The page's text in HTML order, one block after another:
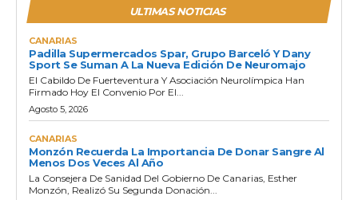
ULTIMAS NOTICIAS
CANARIAS
Padilla Supermercados Spar, Grupo Barceló Y Dany
Sport Se Suman A La Nueva Edición De Neuromajo
El Cabildo De Fuerteventura Y Asociación Neurolímpica Han
Firmado Hoy El Convenio Por El...
Agosto 5, 2026
CANARIAS
Monzón Recuerda La Importancia De Donar Sangre Al
Menos Dos Veces Al Año
La Consejera De Sanidad Del Gobierno De Canarias, Esther
Monzón, Realizó Su Segunda Donación...